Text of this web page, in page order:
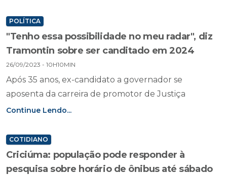
POLÍTICA
"Tenho essa possibilidade no meu radar", diz
Tramontin sobre ser canditado em 2024
26/09/2023 - 10H10MIN
Após 35 anos, ex-candidato a governador se
aposenta da carreira de promotor de Justiça
Continue Lendo...
COTIDIANO
Criciúma: população pode responder à
pesquisa sobre horário de ônibus até sábado